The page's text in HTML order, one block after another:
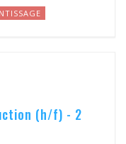
(h/f) - 2